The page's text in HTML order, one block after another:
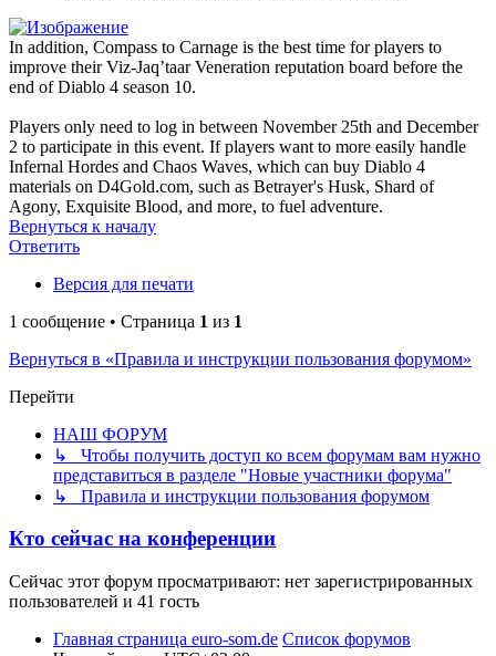
In addition, Compass to Carnage is the best time for players to
improve their Viz-Jaq’taar Veneration reputation board before the
end of Diablo 4 season 10.
Players only need to log in between November 25th and December
2 to participate in this event. If players want to more easily handle
Infernal Hordes and Chaos Waves, which can buy Diablo 4
materials on D4Gold.com, such as Betrayer's Husk, Shard of
Agony, Exquisite Blood, and more, to fuel adventure.
Вернуться к началу
Ответить
Версия для печати
1 сообщение • Страница 1 из 1
Вернуться в «Правила и инструкции пользования форумом»
Перейти
НАШ ФОРУМ
↳ Чтобы получить доступ ко всем форумам вам нужно
представиться в разделе "Новые участники форума"
↳ Правила и инструкции пользования форумом
Кто сейчас на конференции
Сейчас этот форум просматривают: нет зарегистрированных
пользователей и 41 гость
Главная страница euro-som.de Список форумов